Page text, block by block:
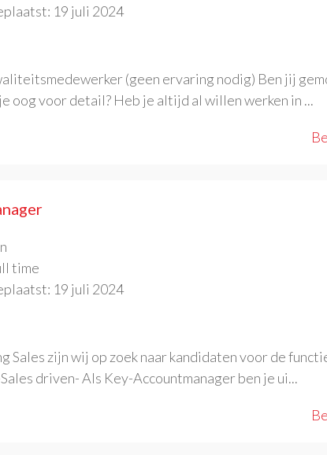
19 juli 2024
(geen ervaring nodig) Ben jij
oog voor detail? Heb je altijd al willen werken in ...
time
19 juli 2024
Sales zijn wij op zoek naar kandidaten voor de
driven- Als Key-Accountmanager ben je ui...